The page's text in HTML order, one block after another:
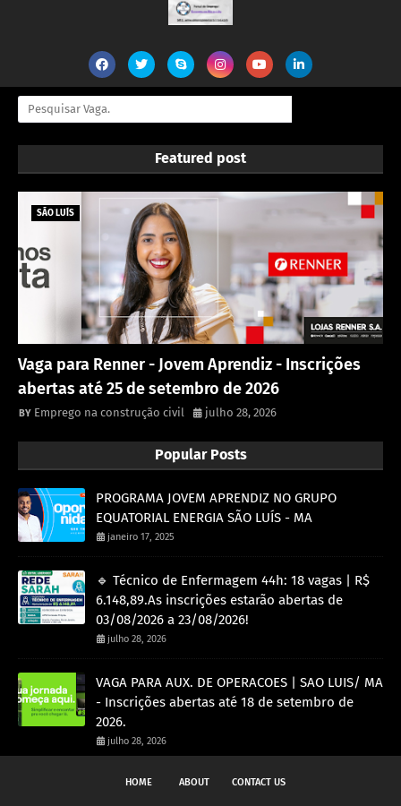
Featured post
SÃO LUÍS
Vaga para Renner - Jovem Aprendiz - Inscrições
abertas até 25 de setembro de 2026
Emprego na construção civil julho 28, 2026
Popular Posts
PROGRAMA JOVEM APRENDIZ NO GRUPO
EQUATORIAL ENERGIA SÃO LUÍS - MA
janeiro 17, 2025
🔹 Técnico de Enfermagem 44h: 18 vagas | R$
6.148,89.As inscrições estarão abertas de
03/08/2026 a 23/08/2026!
julho 28, 2026
VAGA PARA AUX. DE OPERACOES | SAO LUIS/ MA
- Inscrições abertas até 18 de setembro de
2026.
julho 28, 2026
HOME ABOUT CONTACT US